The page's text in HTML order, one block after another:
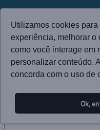
Utilizamos cookies
experiência, melhorar o
como você interage em
personalizar conteúdo.
concorda com o uso de
Ok,
ATUALIDADES
BLOG